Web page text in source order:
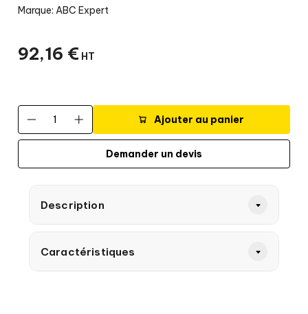
Marque: ABC Expert
92,16 € HT
Ajouter au panier
Demander un devis
Description
Caractéristiques